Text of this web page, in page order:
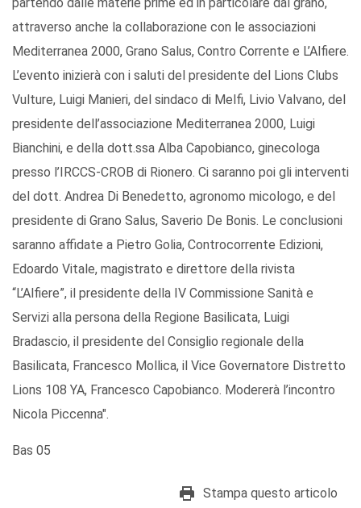
partendo dalle materie prime ed in particolare dal grano,
attraverso anche la collaborazione con le associazioni
Mediterranea 2000, Grano Salus, Contro Corrente e L’Alfiere.
L’evento inizierà con i saluti del presidente del Lions Clubs
Vulture, Luigi Manieri, del sindaco di Melfi, Livio Valvano, del
presidente dell’associazione Mediterranea 2000, Luigi
Bianchini, e della dott.ssa Alba Capobianco, ginecologa
presso l’IRCCS-CROB di Rionero. Ci saranno poi gli interventi
del dott. Andrea Di Benedetto, agronomo micologo, e del
presidente di Grano Salus, Saverio De Bonis. Le conclusioni
saranno affidate a Pietro Golia, Controcorrente Edizioni,
Edoardo Vitale, magistrato e direttore della rivista
“L’Alfiere”, il presidente della IV Commissione Sanità e
Servizi alla persona della Regione Basilicata, Luigi
Bradascio, il presidente del Consiglio regionale della
Basilicata, Francesco Mollica, il Vice Governatore Distretto
Lions 108 YA, Francesco Capobianco. Modererà l’incontro
Nicola Piccenna".
Bas 05
Stampa questo articolo